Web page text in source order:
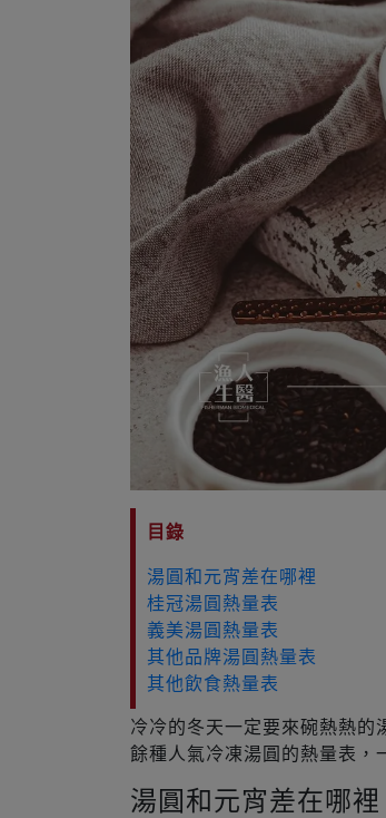
目錄
湯圓和元宵差在哪裡
桂冠湯圓熱量表
義美湯圓熱量表
其他品牌湯圓熱量表
其他飲食熱量表
冷冷的冬天一定要來碗熱熱的
餘種人氣冷凍湯圓的熱量表，
湯圓和元宵差在哪裡